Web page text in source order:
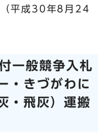
（平成30年8月24
般競争入札
・きづがわに
・飛灰）運搬